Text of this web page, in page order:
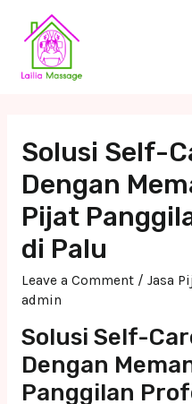
content
Solusi Self-
Dengan
Pijat
di Palu
Leave a Comment / Jasa
admin
Solusi Self-
Dengan
Panggilan